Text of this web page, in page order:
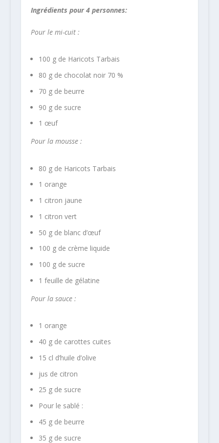
Ingrédients pour 4 personnes:
Pour le mi-cuit :
100 g de Haricots Tarbais
80 g de chocolat noir 70 %
70 g de beurre
90 g de sucre
1 œuf
Pour la mousse :
80 g de Haricots Tarbais
1 orange
1 citron jaune
1 citron vert
50 g de blanc d’œuf
100 g de crème liquide
100 g de sucre
1 feuille de gélatine
Pour la sauce :
1 orange
40 g de carottes cuites
15 cl d’huile d’olive
jus de citron
25 g de sucre
Pour le sablé :
45 g de beurre
35 g de sucre